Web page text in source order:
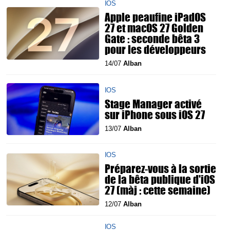
IOS
Apple peaufine iPadOS
27 et macOS 27 Golden
Gate : seconde bêta 3
pour les développeurs
14/07 Alban
IOS
Stage Manager activé
sur iPhone sous iOS 27
13/07 Alban
IOS
Préparez-vous à la sortie
de la bêta publique d'iOS
27 (màj : cette semaine)
12/07 Alban
IOS